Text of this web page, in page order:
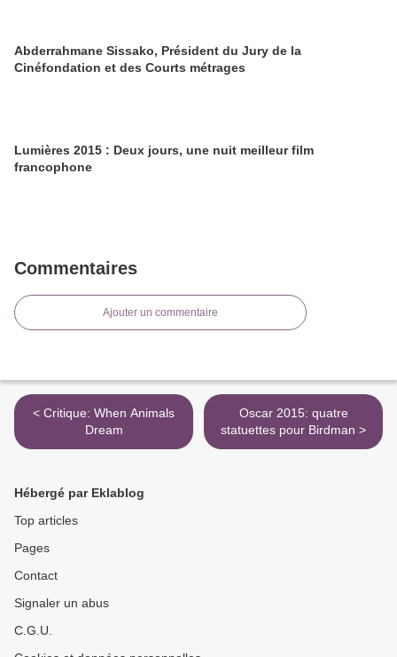
Abderrahmane Sissako, Président du Jury de la
Cinéfondation et des Courts métrages
Lumières 2015 : Deux jours, une nuit meilleur film
francophone
Commentaires
Ajouter un commentaire
< Critique: When Animals
Dream
Oscar 2015: quatre
statuettes pour Birdman >
Hébergé par Eklablog
Top articles
Pages
Contact
Signaler un abus
C.G.U.